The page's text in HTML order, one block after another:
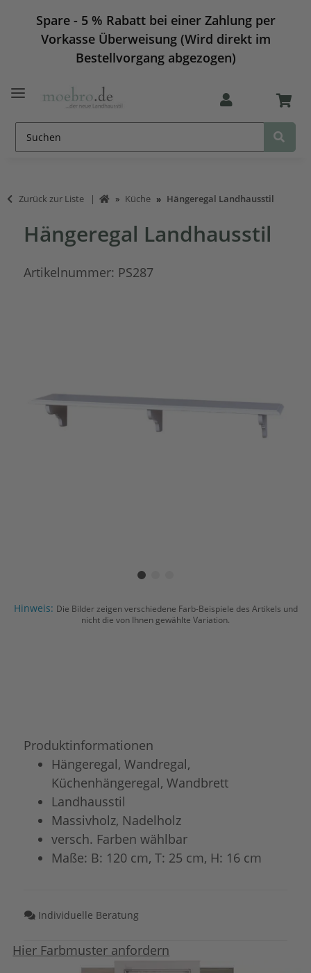
Spare - 5 % Rabatt bei einer Zahlung per
Vorkasse Überweisung (Wird direkt im
Bestellvorgang abgezogen)
Zurück zur Liste Küche Hängeregal Landhausstil
Hängeregal Landhausstil
Artikelnummer: PS287
Hinweis: Die Bilder zeigen verschiedene Farb-Beispiele des Artikels und
nicht die von Ihnen gewählte Variation.
Produktinformationen
Hängeregal, Wandregal,
Küchenhängeregal, Wandbrett
Landhausstil
Massivholz, Nadelholz
versch. Farben wählbar
Maße: B: 120 cm, T: 25 cm, H: 16 cm
Individuelle Beratung
Hier Farbmuster anfordern